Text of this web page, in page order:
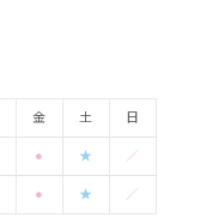
金 土 日
● ★ ／
● ★ ／